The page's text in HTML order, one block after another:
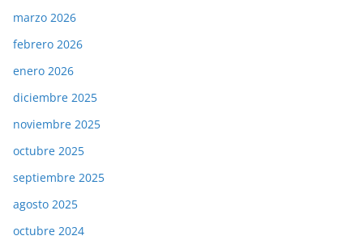
marzo 2026
febrero 2026
enero 2026
diciembre 2025
noviembre 2025
octubre 2025
septiembre 2025
agosto 2025
octubre 2024